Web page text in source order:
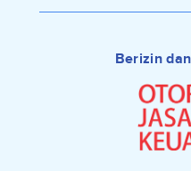
Berizin